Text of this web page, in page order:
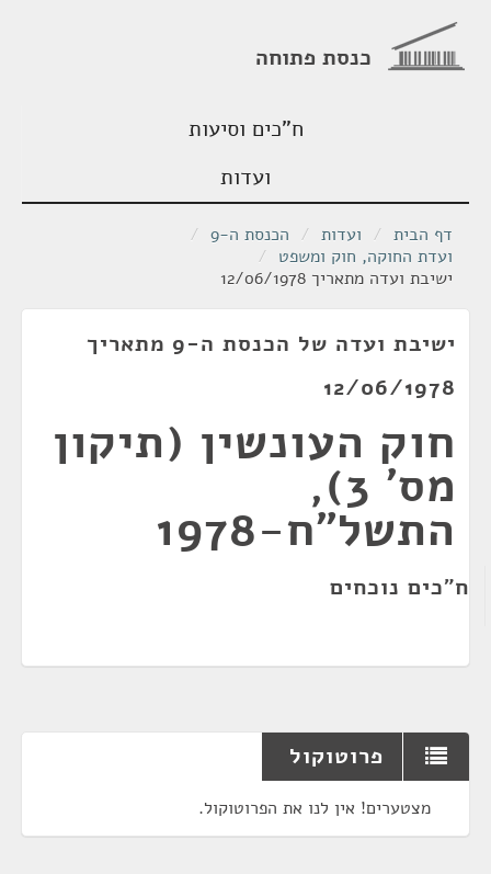
כנסת פתוחה
ח"כים וסיעות
ועדות
דף הבית / ועדות / הכנסת ה-9
/
ועדת החוקה, חוק ומשפט /
ישיבת ועדה מתאריך 12/06/1978
ישיבת ועדה של הכנסת ה-9 מתאריך
12/06/1978
חוק העונשין (תיקון
מס' 3),
התשל"ח-1978
ח"כים נוכחים
פרוטוקול
מצטערים! אין לנו את הפרוטוקול.